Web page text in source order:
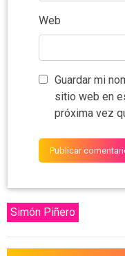
Web
Guardar mi
sitio web en
próxima vez
Simón Piñero